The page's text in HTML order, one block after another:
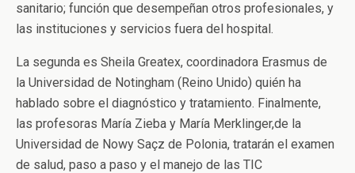
sanitario; función que desempeñan otros profesionales, y
las instituciones y servicios fuera del hospital.
La segunda es Sheila Greatex, coordinadora Erasmus de
la Universidad de Notingham (Reino Unido) quién ha
hablado sobre el diagnóstico y tratamiento. Finalmente,
las profesoras María Zieba y María Merklinger,de la
Universidad de Nowy Saçz de Polonia, tratarán el examen
de salud, paso a paso y el manejo de las TIC